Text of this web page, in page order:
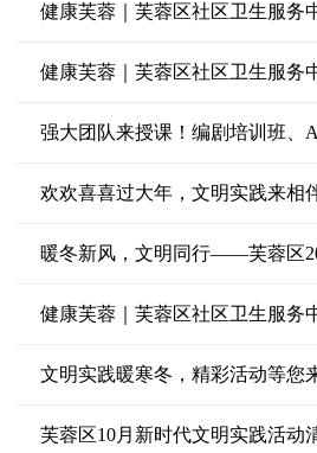
健康芙蓉｜芙蓉区社区卫生服务
健康芙蓉｜芙蓉区社区卫生服务
强大团队来授课！编剧培训班、
欢欢喜喜过大年，文明实践来相
暖冬新风，文明同行——芙蓉区
健康芙蓉｜芙蓉区社区卫生服务
文明实践暖寒冬，精彩活动等您
芙蓉区10月新时代文明实践活动